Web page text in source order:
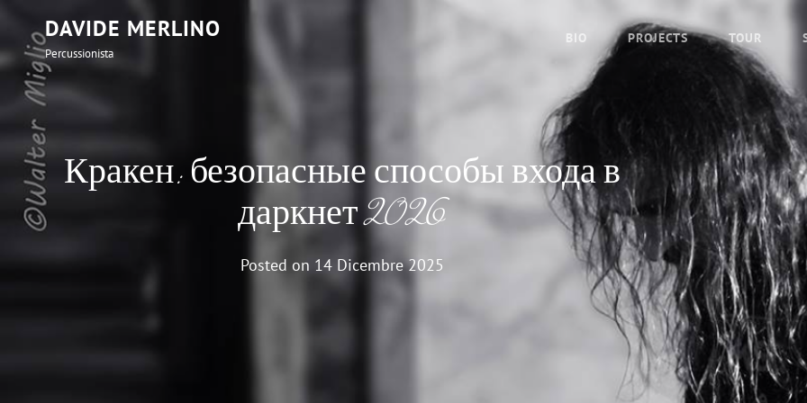
DAVIDE MERLINO
Percussionista
BIO PROJECTS TOUR
Кракен: безопасные способы входа в
даркнет 2026
Posted on 14 Dicembre 2025